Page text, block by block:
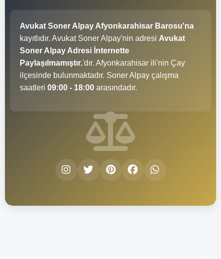
Avukat Soner Alpay Afyonkarahisar Barosu'na
kayıtlıdır. Avukat Soner Alpay'nin adresi Avukat
Soner Alpay Adresi İnternette
Paylaşılmamıştır.'dır. Afyonkarahisar ili'nin Çay
ilçesinde bulunmaktadır. Soner Alpay çalışma
saatleri 09:00 - 18:00 arasındadır.